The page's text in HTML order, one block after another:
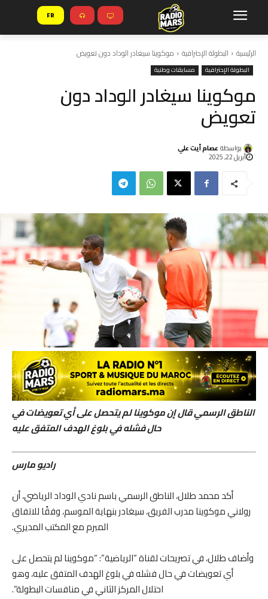
FR
الرئيسية البطولة الإحترافية موكوينا سيغادر الوداد دون تعويض
البطولة الإحترافية مسابقات وطنية
موكوينا سيغادر الوداد دون
تعويض
بواسطة عصام أيت علي
أبريل 22, 2025
الناطق الرسمي قال إن موكوينا لم يتحصل على أي تعويضات في
حال فشله في بلوغ الهدف المتفق عليه
راديو مارس
أكد محمد طلال، الناطق الرسمي باسم نادي الوداد الرياضي، أن
رولاني موكوينا مدرب الفريق، سيغادر بنهاية الموسم، وفقًا للاتفاق
المبرم مع المكتب المديري.
وأضاف طلال، في تصريحات لقناة “الرياضية”: “موكوينا لم يتحصل على
أي تعويضات في حال فشله في بلوغ الهدف المتفق عليه، وهو
احتلال المركز الثاني في منافسات البطولة”.